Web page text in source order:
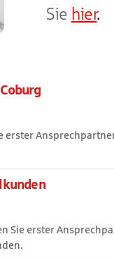
Sie hier.
erster
Sie erster